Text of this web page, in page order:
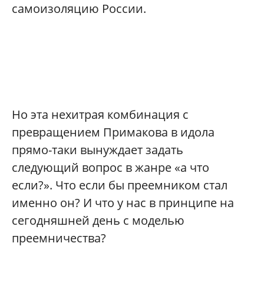
самоизоляцию России.
Но эта нехитрая комбинация с
превращением Примакова в идола
прямо-таки вынуждает задать
следующий вопрос в жанре «а что
если?». Что если бы преемником стал
именно он? И что у нас в принципе на
сегодняшней день с моделью
преемничества?